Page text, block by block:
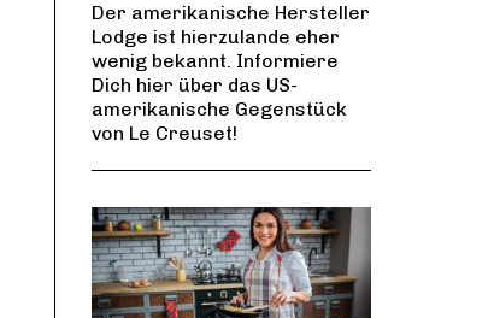
Der amerikanische Hersteller
Lodge ist hierzulande eher
wenig bekannt. Informiere
Dich hier über das US-
amerikanische Gegenstück
von Le Creuset!